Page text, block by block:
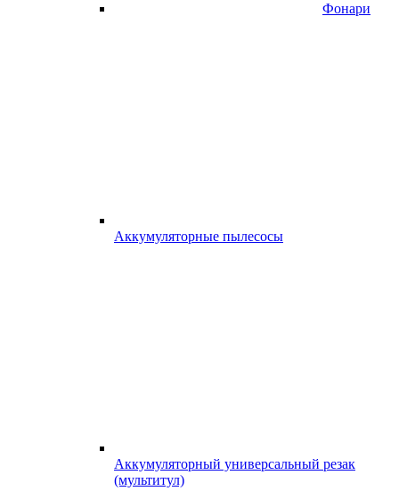
Фонари
Аккумуляторные пылесосы
Аккумуляторный универсальный резак
(мультитул)